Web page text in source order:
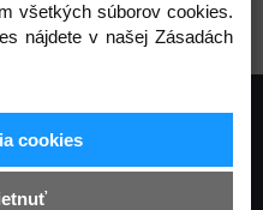
všetkých súborov cookies.
nájdete v našej Zásadách
cookies